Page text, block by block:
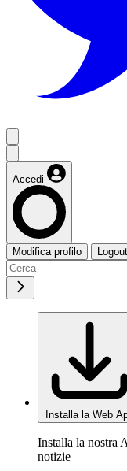
Accedi
Modifica profilo Logout
Installa la Web
Installa la nostra
notizie